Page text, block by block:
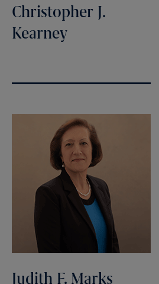
Christopher J.
Kearney
Judith F. Marks